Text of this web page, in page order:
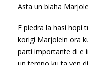
Asta un biaha
E piedra la hasi hopi
korigi Marjolein ora
parti importante di e